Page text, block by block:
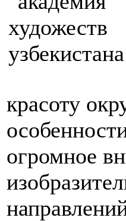
красоту
огромное